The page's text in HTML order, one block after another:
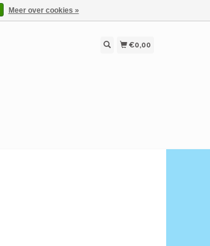
€0,00
Meer over cookies »